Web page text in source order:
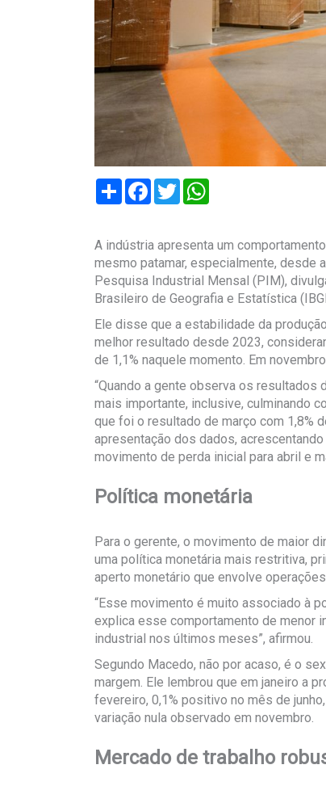
Compartilhar
Facebook
Twitter
A indústria apresenta um
mesmo patamar, especialmente, desde
Pesquisa Industrial Mensal (PIM),
Brasileiro de Geografia e Estatística
Ele disse que a estabilidade da
melhor resultado desde 2023,
de 1,1% naquele momento. Em
“Quando a gente observa os
mais importante, inclusive, culminando
que foi o resultado de março com 1,8%
apresentação dos dados,
movimento de perda inicial para abril e
Política monetária
Para o gerente, o movimento de maior
uma política monetária mais restritiva,
aperto monetário que envolve
“Esse movimento é muito associado à
explica esse comportamento de menor
industrial nos últimos meses”, afirmou.
Segundo Macedo, não por acaso, é o
margem. Ele lembrou que em janeiro a
fevereiro, 0,1% positivo no mês de
variação nula observado em novembro.
Mercado de trabalho